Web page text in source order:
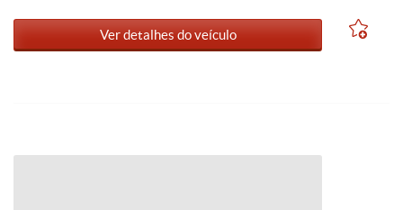
Ver detalhes do veículo